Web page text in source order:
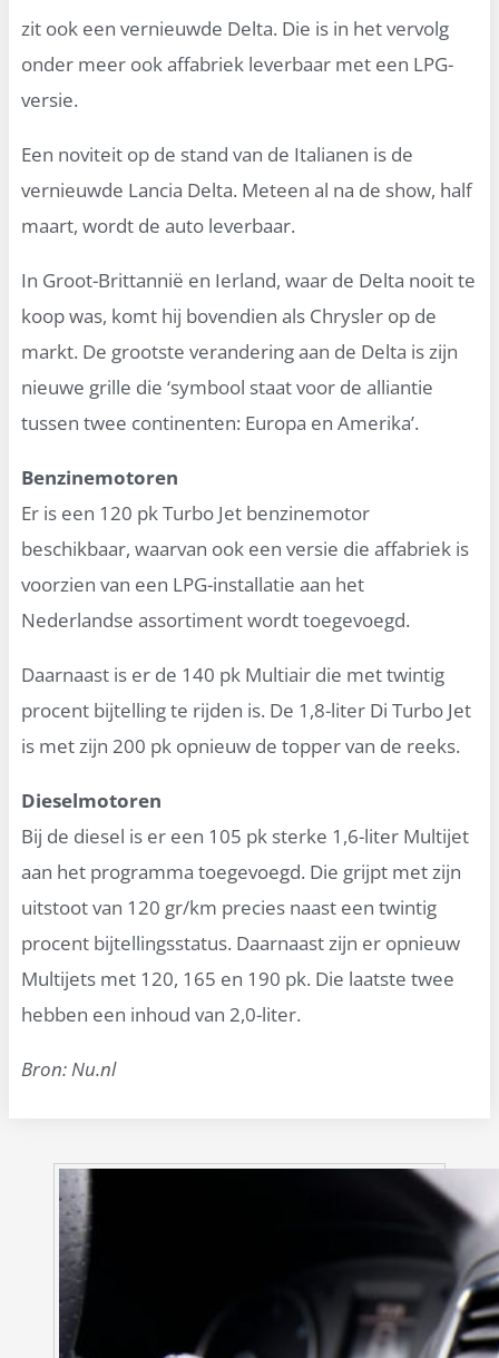
zit ook een vernieuwde Delta. Die is in het vervolg
onder meer ook affabriek leverbaar met een LPG-
versie.
Een noviteit op de stand van de Italianen is de
vernieuwde Lancia Delta. Meteen al na de show, half
maart, wordt de auto leverbaar.
In Groot-Brittannië en Ierland, waar de Delta nooit te
koop was, komt hij bovendien als Chrysler op de
markt. De grootste verandering aan de Delta is zijn
nieuwe grille die ‘symbool staat voor de alliantie
tussen twee continenten: Europa en Amerika’.
Benzinemotoren
Er is een 120 pk Turbo Jet benzinemotor
beschikbaar, waarvan ook een versie die affabriek is
voorzien van een LPG-installatie aan het
Nederlandse assortiment wordt toegevoegd.
Daarnaast is er de 140 pk Multiair die met twintig
procent bijtelling te rijden is. De 1,8-liter Di Turbo Jet
is met zijn 200 pk opnieuw de topper van de reeks.
Dieselmotoren
Bij de diesel is er een 105 pk sterke 1,6-liter Multijet
aan het programma toegevoegd. Die grijpt met zijn
uitstoot van 120 gr/km precies naast een twintig
procent bijtellingsstatus. Daarnaast zijn er opnieuw
Multijets met 120, 165 en 190 pk. Die laatste twee
hebben een inhoud van 2,0-liter.
Bron: Nu.nl